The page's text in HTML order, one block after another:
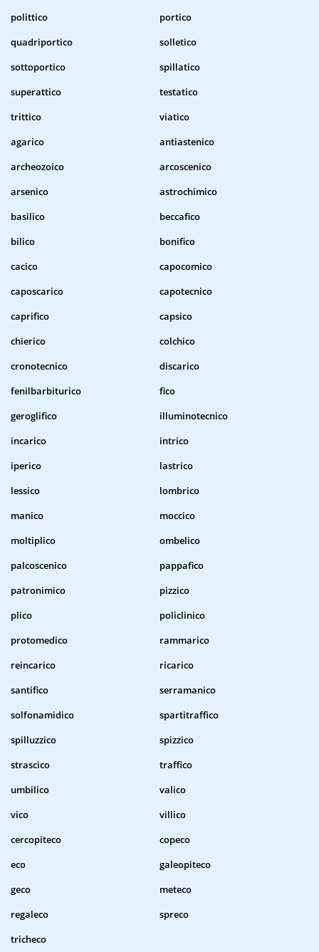
polittico
portico
quadriportico
solletico
sottoportico
spillatico
superattico
testatico
trittico
viatico
agarico
antiastenico
archeozoico
arcoscenico
arsenico
astrochimico
basilico
beccafico
bilico
bonifico
cacico
capocomico
caposcarico
capotecnico
caprifico
capsico
chierico
colchico
cronotecnico
discarico
fenilbarbiturico
fico
geroglifico
illuminotecnico
incarico
intrico
iperico
lastrico
lessico
lombrico
manico
moccico
moltiplico
ombelico
palcoscenico
pappafico
patronimico
pizzico
plico
policlinico
protomedico
rammarico
reincarico
ricarico
santifico
serramanico
solfonamidico
spartitraffico
spilluzzico
spizzico
strascico
traffico
umbilico
valico
vico
villico
cercopiteco
copeco
eco
galeopiteco
geco
meteco
regaleco
spreco
tricheco